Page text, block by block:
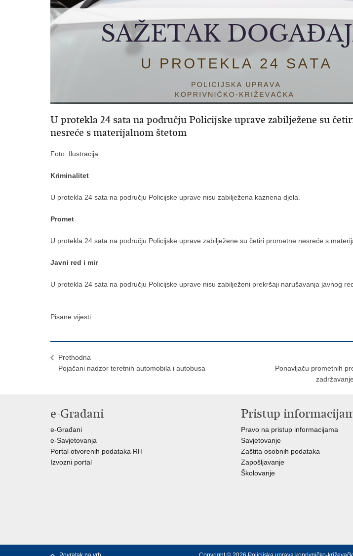
U protekla 24 sata na području Policijske uprave zabilježene su
nesreće s materijalnom štetom
Foto: Ilustracija
Kriminalitet
U protekla 24 sata na području Policijske uprave nisu zabilježena kaznena djela.
Promet
U protekla 24 sata na području Policijske uprave zabilježene su četiri prometne nesreće s
Javni red i mir
U protekla 24 sata na području Policijske uprave nisu zabilježeni prekršaji narušavanja javnog
Pisane vijesti
Prethodna
Pojačani nadzor teretnih automobila i autobusa
Ponavljaču prometnih
e-Građani
e-Građani
e-Savjetovanja
Portal otvorenih podataka RH
Izvozni portal
Pristup
Pravo na pristup informacijama
Savjetovanje
Zaštita osobnih podataka
Zapošljavanje
Školovanje